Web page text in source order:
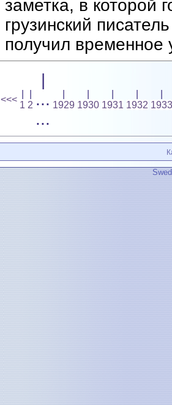
заметка, в которой
грузинский
получил
<<<
1 2
|
...
...
1929 1930 1931 1932 1933